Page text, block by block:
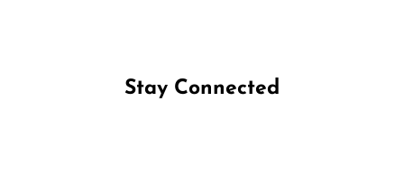
Stay Connected